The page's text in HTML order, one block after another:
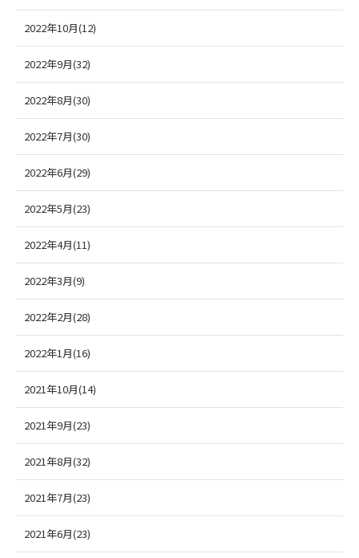
2022年10月(12)
2022年9月(32)
2022年8月(30)
2022年7月(30)
2022年6月(29)
2022年5月(23)
2022年4月(11)
2022年3月(9)
2022年2月(28)
2022年1月(16)
2021年10月(14)
2021年9月(23)
2021年8月(32)
2021年7月(23)
2021年6月(23)